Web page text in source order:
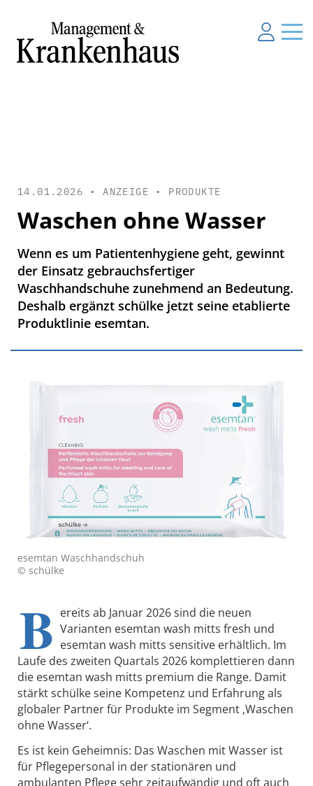
14.01.2026 • ANZEIGE • PRODUKTE
Waschen ohne Wasser
Wenn es um Patientenhygiene geht, gewinnt
der Einsatz gebrauchsfertiger
Waschhandschuhe zunehmend an Bedeutung.
Deshalb ergänzt schülke jetzt seine etablierte
Produktlinie esemtan.
esemtan Waschhandschuh
© schülke
B ereits ab Januar 2026 sind die neuen
Varianten esemtan wash mitts fresh und
esemtan wash mitts sensitive erhältlich. Im
Laufe des zweiten Quartals 2026 komplettieren dann
die esemtan wash mitts premium die Range. Damit
stärkt schülke seine Kompetenz und Erfahrung als
globaler Partner für Produkte im Segment ‚Waschen
ohne Wasser‘.
Es ist kein Geheimnis: Das Waschen mit Wasser ist
für Pflegepersonal in der stationären und
ambulanten Pflege sehr zeitaufwändig und oft auch